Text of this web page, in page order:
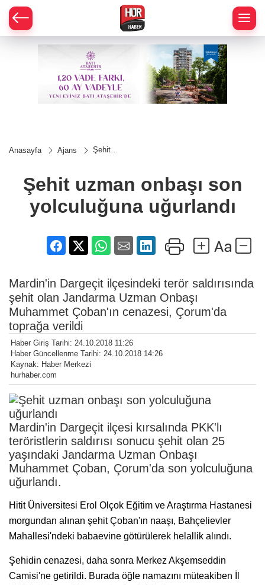
Anasayfa Ajans
Şehit
uğurlandı
Şehit uzman onbaşı son
yolculuğuna uğurlandı
Mardin'in Dargeçit ilçesindeki terör saldırısında
şehit olan Jandarma Uzman Onbaşı
Muhammet Çoban'ın cenazesi, Çorum'da
toprağa verildi
Haber Giriş Tarihi: 24.10.2018 11:26
Haber Güncellenme Tarihi: 24.10.2018 14:26
Kaynak: Haber Merkezi
hurhaber.com
Mardin'in Dargeçit ilçesi kırsalında PKK'lı
teröristlerin saldırısı sonucu şehit olan 25
yaşındaki Jandarma Uzman Onbaşı
Muhammet Çoban, Çorum'da son yolculuğuna
uğurlandı.
Hitit Üniversitesi Erol Olçok Eğitim ve Araştırma Hastanesi
morgundan alınan şehit Çoban'ın naaşı, Bahçelievler
Mahallesi'ndeki babaevine götürülerek helallik alındı.
Şehidin cenazesi, daha sonra Merkez Akşemseddin
Camisi'ne getirildi. Burada öğle namazını müteakiben İl